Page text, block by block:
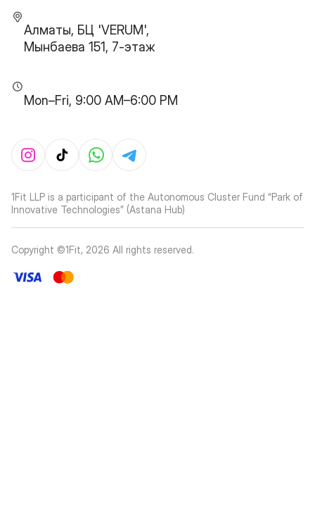
Алматы, БЦ 'VERUM',
Мынбаева 151, 7-этаж
Mon–Fri, 9:00 AM–6:00 PM
1Fit LLP is a participant of the Autonomous Cluster Fund “Park of
Innovative Technologies” (Astana Hub)
Copyright ©1Fit, 2026 All rights reserved.